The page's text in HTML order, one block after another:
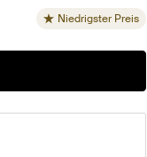
Niedrigster Preis